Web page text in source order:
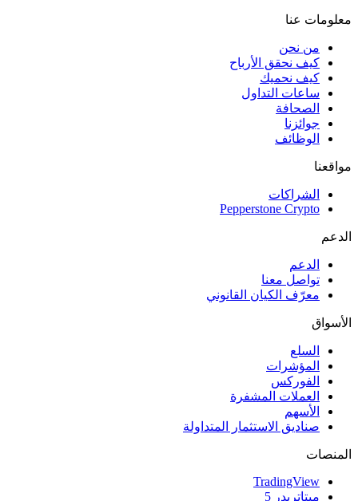
معلومات عنا
من نحن
كيف نحقق الأرباح
كيف نحميك
ساعات التداول
الصحافة
جوائزنا
الوظائف
مواقعنا
الشراكات
Pepperstone Crypto
الدعم
الدعم
تواصل معنا
معرّف الكيان القانوني
الأسواق
السلع
المؤشرات
الفوركس
العملات المشفرة
الأسهم
صناديق الاستثمار المتداولة
المنصات
TradingView
ميتاتريدر 5